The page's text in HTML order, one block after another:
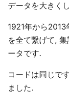
データを大きく
1921年から
を全て繋げて,
ータです.
コードは同じで
ました.